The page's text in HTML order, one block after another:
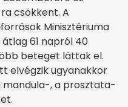
csökkent. A
Minisztériuma
61 napról 40
beteget láttak el.
elvégzik ugyanakkor
, a prosztata-